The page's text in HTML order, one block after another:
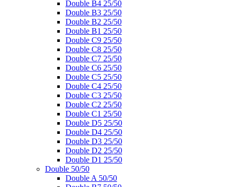
Double B4 25/50
Double B3 25/50
Double B2 25/50
Double B1 25/50
Double C9 25/50
Double C8 25/50
Double C7 25/50
Double C6 25/50
Double C5 25/50
Double C4 25/50
Double C3 25/50
Double C2 25/50
Double C1 25/50
Double D5 25/50
Double D4 25/50
Double D3 25/50
Double D2 25/50
Double D1 25/50
Double 50/50
Double A 50/50